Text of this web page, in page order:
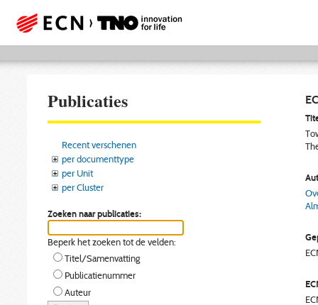
Publicaties
Recent verschenen
per documenttype
per Unit
per Cluster
Zoeken naar publicaties:
Beperk het zoeken tot de velden:
Titel/Samenvatting
Publicatienummer
Auteur